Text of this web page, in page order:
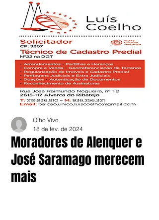
Moradores de Alenquer e
José Saramago merecem
mais
Olho Vivo
18 de fev. de 2024